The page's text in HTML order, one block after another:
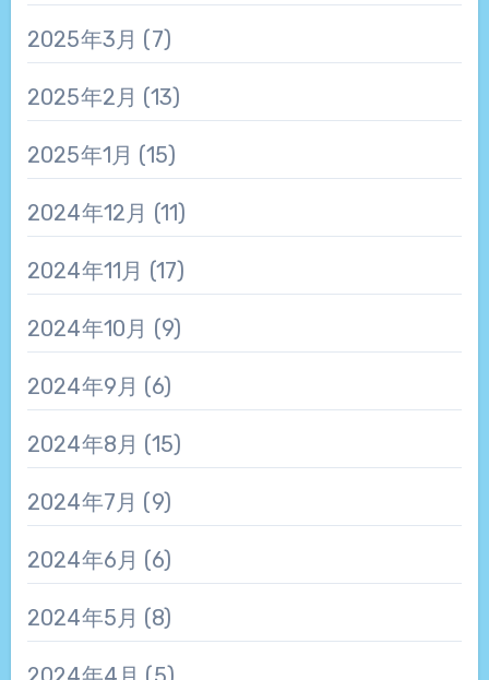
2025年3月 (7)
2025年2月 (13)
2025年1月 (15)
2024年12月 (11)
2024年11月 (17)
2024年10月 (9)
2024年9月 (6)
2024年8月 (15)
2024年7月 (9)
2024年6月 (6)
2024年5月 (8)